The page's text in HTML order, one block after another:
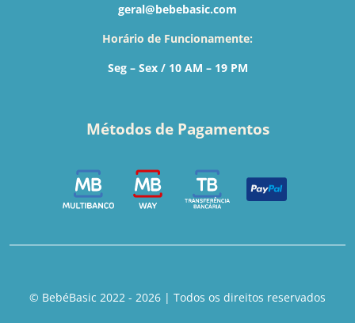
geral@bebebasic.com
Horário de Funcionamente:
Seg – Sex / 10 AM – 19 PM
Métodos de Pagamentos
© BebéBasic 2022 - 2026 | Todos os direitos reservados